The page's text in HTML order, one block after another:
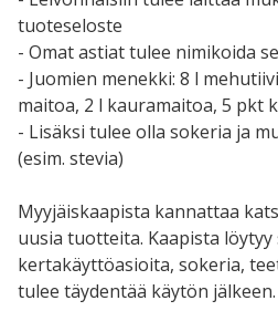
tuoteseloste
- Omat astiat tulee nimikoida
- Juomien menekki: 8 l
maitoa, 2 l kauramaitoa, 5 pkt
- Lisäksi tulee olla sokeria ja
(esim. stevia)
Myyjäiskaapista kannattaa
uusia tuotteita. Kaapista löytyy
kertakäyttöasioita, sokeria,
tulee täydentää käytön jälkeen.